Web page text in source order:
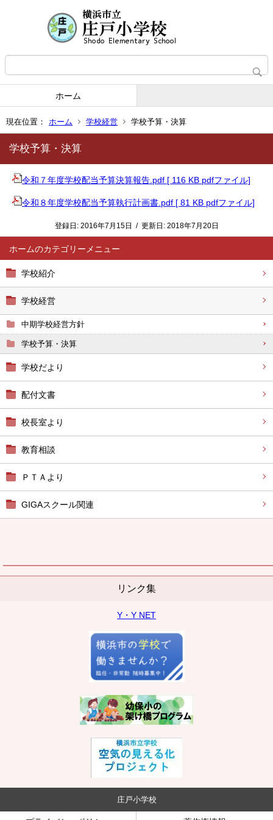
ホーム
現在位置： ホーム 学校経営 学校予算・決算
ホーム
学校紹介
学校経営
中期学校経営方針
学校予算・決算
学校だより
配付文書
校長室より
教育相談
ＰＴＡより
GIGAスクール関連
リンク集
Y・Y NET
学校予算・決算
令和７年度学校配当予算決算報告.pdf [ 116 KB pdfファイル]
令和８年度学校配当予算執行計画書.pdf [ 81 KB pdfファイル]
登録日: 2016年7月15日 / 更新日: 2018年7月20日
庄戸小学校